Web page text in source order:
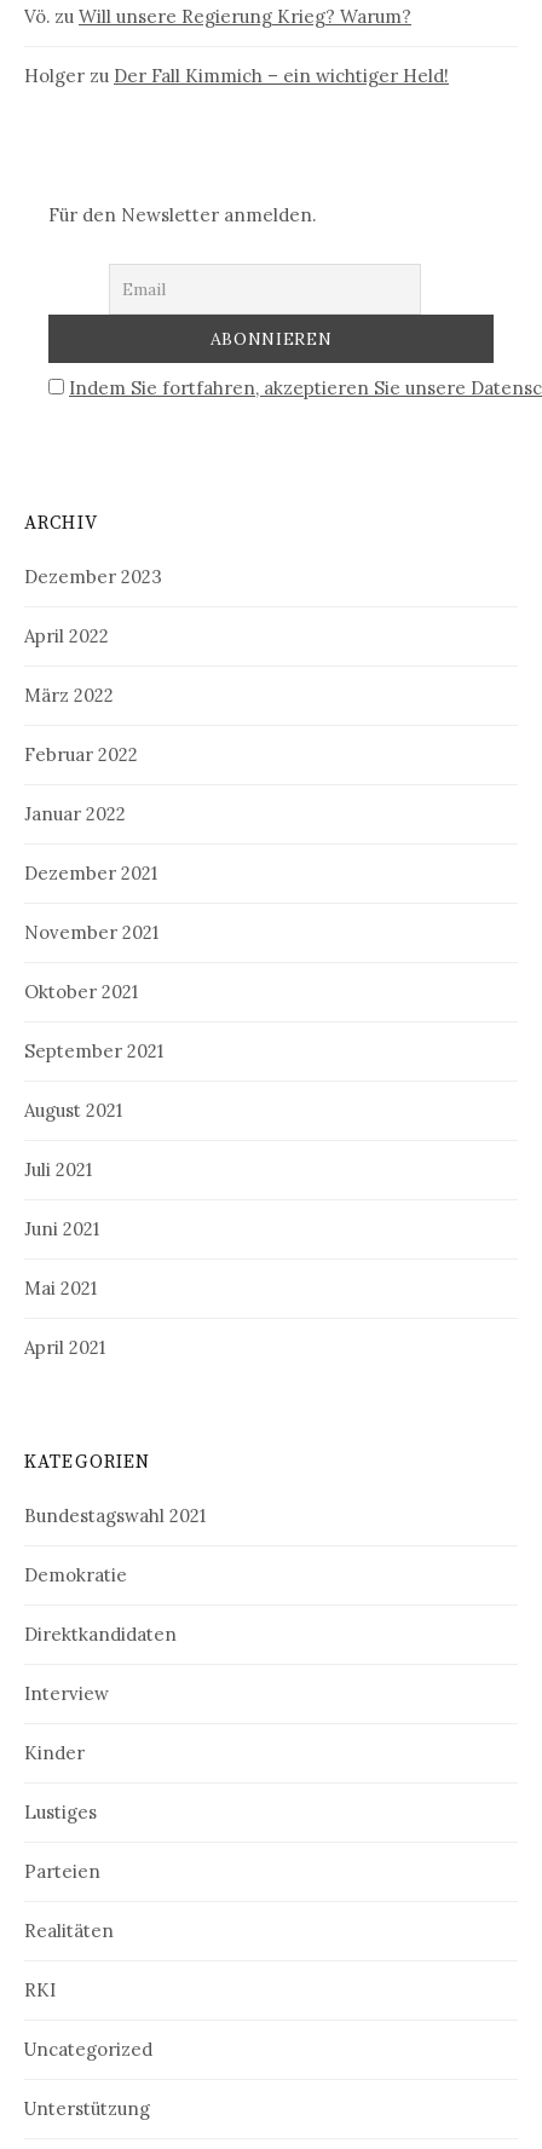
Vö. zu Will unsere Regierung Krieg? Warum?
Holger zu Der Fall Kimmich – ein wichtiger Held!
Für den Newsletter anmelden.
Indem Sie fortfahren, akzeptieren Sie unsere
ARCHIV
Dezember 2023
April 2022
März 2022
Februar 2022
Januar 2022
Dezember 2021
November 2021
Oktober 2021
September 2021
August 2021
Juli 2021
Juni 2021
Mai 2021
April 2021
KATEGORIEN
Bundestagswahl 2021
Demokratie
Direktkandidaten
Interview
Kinder
Lustiges
Parteien
Realitäten
RKI
Uncategorized
Unterstützung